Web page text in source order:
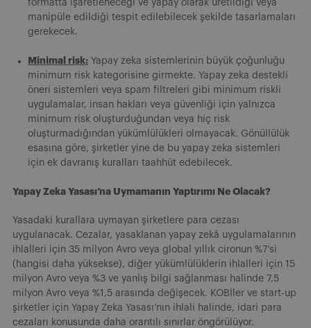
formatta işaretleneceği ve yapay olarak üretildiği veya
manipüle edildiği tespit edilebilecek şekilde tasarlamaları
gerekecek.
Minimal risk: Yapay zeka sistemlerinin büyük çoğunluğu
minimum risk kategorisine girmekte. Yapay zeka destekli
öneri sistemleri veya spam filtreleri gibi minimum riskli
uygulamalar, insan hakları veya güvenliği için yalnızca
minimum risk oluşturduğundan veya hiç risk
oluşturmadığından yükümlülükleri olmayacak. Gönüllülük
esasına göre, şirketler yine de bu yapay zeka sistemleri
için ek davranış kuralları taahhüt edebilecek.
Yapay Zeka Yasası’na Uymamanın Yaptırımı Ne Olacak?
Yasadaki kurallara uymayan şirketlere para cezası
uygulanacak. Cezalar, yasaklanan yapay zekâ uygulamalarının
ihlalleri için 35 milyon Avro veya global yıllık cironun %7’si
(hangisi daha yüksekse), diğer yükümlülüklerin ihlalleri için 15
milyon Avro veya %3 ve yanlış bilgi sağlanması halinde 7,5
milyon Avro veya %1,5 arasında değişecek. KOBİler ve start-up
şirketler için Yapay Zeka Yasası’nın ihlali halinde, idari para
cezaları konusunda daha orantılı sınırlar öngörülüyor.